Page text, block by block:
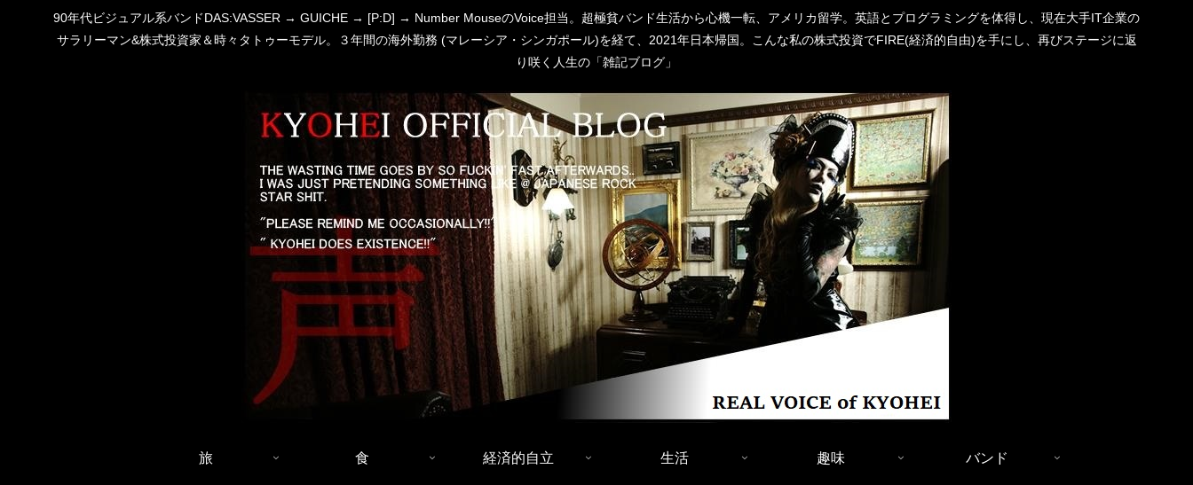
90年代ビジュアル系バンドDAS:VASSER → GUICHE → [P:D] → Number MouseのVoice担当。超極貧バンド生活から心機一転、アメリカ留学。英語とプログラミングを体得し、現在大手IT企業の
サラリーマン&株式投資家＆時々タトゥーモデル。３年間の海外勤務 (マレーシア・シンガポール)を経て、2021年日本帰国。こんな私の株式投資でFIRE(経済的自由)を手にし、再びステージに返
り咲く人生の「雑記ブログ」
旅 食 経済的自立 生活 趣味 バンド